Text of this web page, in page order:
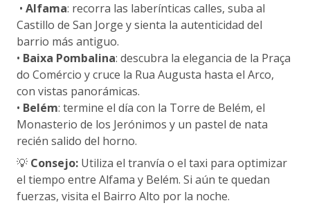
• Alfama: recorra las laberínticas calles, suba al
Castillo de San Jorge y sienta la autenticidad del
barrio más antiguo.
• Baixa Pombalina: descubra la elegancia de la Praça
do Comércio y cruce la Rua Augusta hasta el Arco,
con vistas panorámicas.
• Belém: termine el día con la Torre de Belém, el
Monasterio de los Jerónimos y un pastel de nata
recién salido del horno.
💡 Consejo: Utiliza el tranvía o el taxi para optimizar
el tiempo entre Alfama y Belém. Si aún te quedan
fuerzas, visita el Bairro Alto por la noche.